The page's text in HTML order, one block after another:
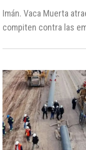
Imán. Vaca Muerta
compiten contra las